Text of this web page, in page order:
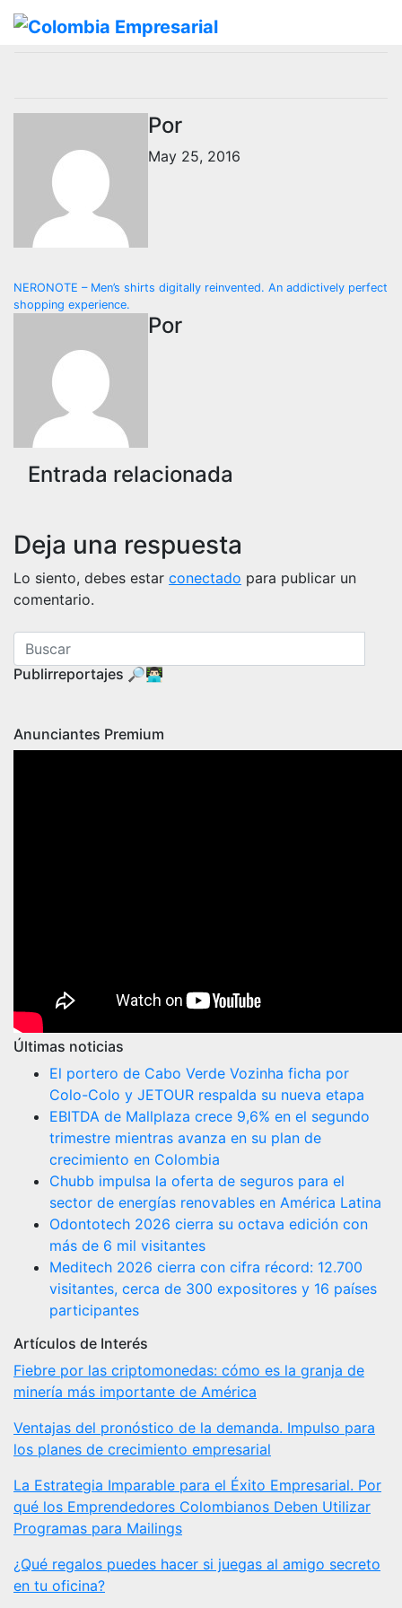
Por
May 25, 2016
Navegación
entradas
NERONOTE – Men’s shirts digitally reinvented. An addictively perfect
shopping experience.
Por
Entrada relacionada
Deja una respuesta
Lo siento, debes estar conectado para publicar un
comentario.
Publirreportajes 🔎👨🏻‍💻
Anunciantes Premium
Últimas noticias
El portero de Cabo Verde Vozinha ficha por
Colo-Colo y JETOUR respalda su nueva etapa
EBITDA de Mallplaza crece 9,6% en el segundo
trimestre mientras avanza en su plan de
crecimiento en Colombia
Chubb impulsa la oferta de seguros para el
sector de energías renovables en América Latina
Odontotech 2026 cierra su octava edición con
más de 6 mil visitantes
Meditech 2026 cierra con cifra récord: 12.700
visitantes, cerca de 300 expositores y 16 países
participantes
Artículos de Interés
Fiebre por las criptomonedas: cómo es la granja de
minería más importante de América
Ventajas del pronóstico de la demanda. Impulso para
los planes de crecimiento empresarial
La Estrategia Imparable para el Éxito Empresarial. Por
qué los Emprendedores Colombianos Deben Utilizar
Programas para Mailings
¿Qué regalos puedes hacer si juegas al amigo secreto
en tu oficina?